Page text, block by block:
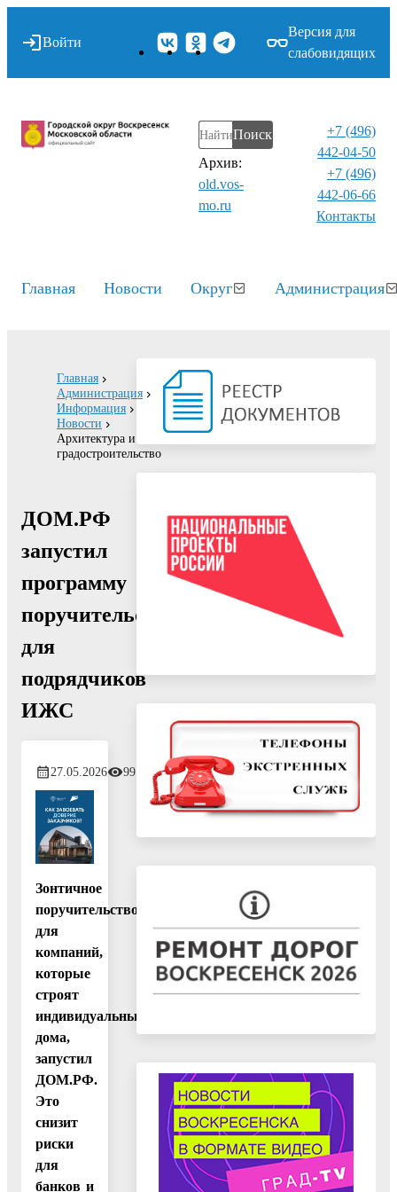
Войти
Версия для
слабовидящих
Поиск
Архив:
old.vos-
mo.ru
+7 (496)
442-04-50
+7 (496)
442-06-66
Контакты⁠
Главная Новости Округ Администрация
Главная
Администрация
Информация
Новости
Архитектура и
градостроительство
ДОМ.РФ
запустил
программу
поручительства
для
подрядчиков
ИЖС
27.05.2026 99
Зонтичное
поручительство
для
компаний,
которые
строят
индивидуальные
дома,
запустил
ДОМ.РФ.
Это
снизит
риски
для
банков и